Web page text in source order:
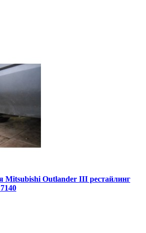
Mitsubishi Outlander III рестайлинг